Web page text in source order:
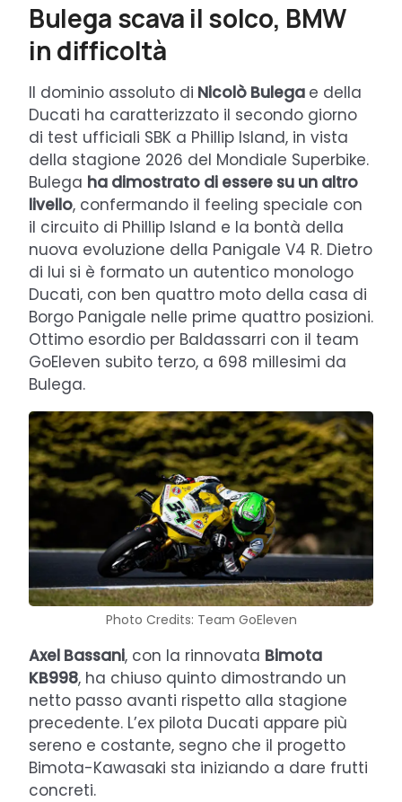
Bulega scava il solco, BMW
in difficoltà
Il dominio assoluto di Nicolò Bulega e della
Ducati ha caratterizzato il secondo giorno
di test ufficiali SBK a Phillip Island, in vista
della stagione 2026 del Mondiale Superbike.
Bulega ha dimostrato di essere su un altro
livello, confermando il feeling speciale con
il circuito di Phillip Island e la bontà della
nuova evoluzione della Panigale V4 R. Dietro
di lui si è formato un autentico monologo
Ducati, con ben quattro moto della casa di
Borgo Panigale nelle prime quattro posizioni.
Ottimo esordio per Baldassarri con il team
GoEleven subito terzo, a 698 millesimi da
Bulega.
Photo Credits: Team GoEleven
Axel Bassani, con la rinnovata Bimota
KB998, ha chiuso quinto dimostrando un
netto passo avanti rispetto alla stagione
precedente. L’ex pilota Ducati appare più
sereno e costante, segno che il progetto
Bimota-Kawasaki sta iniziando a dare frutti
concreti.